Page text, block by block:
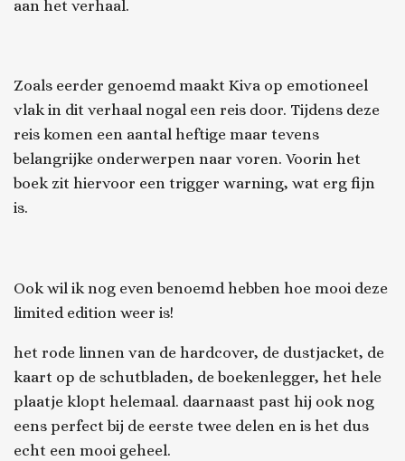
aan het verhaal.
Zoals eerder genoemd maakt Kiva op emotioneel
vlak in dit verhaal nogal een reis door. Tijdens deze
reis komen een aantal heftige maar tevens
belangrijke onderwerpen naar voren. Voorin het
boek zit hiervoor een trigger warning, wat erg fijn
is.
Ook wil ik nog even benoemd hebben hoe mooi deze
limited edition weer is!
het rode linnen van de hardcover, de dustjacket, de
kaart op de schutbladen, de boekenlegger, het hele
plaatje klopt helemaal. daarnaast past hij ook nog
eens perfect bij de eerste twee delen en is het dus
echt een mooi geheel.